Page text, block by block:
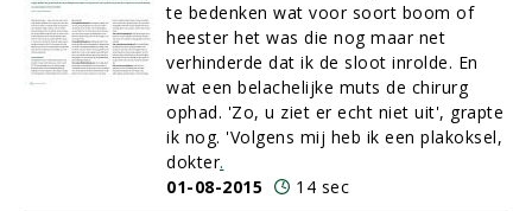
te bedenken wat voor soort boom of
heester het was die nog maar net
verhinderde dat ik de sloot inrolde. En
wat een belachelijke muts de chirurg
ophad. 'Zo, u ziet er echt niet uit', grapte
ik nog. 'Volgens mij heb ik een plakoksel,
dokter.
01-08-2015
14 sec